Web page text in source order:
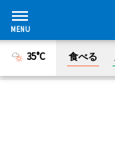
35°C 食べる